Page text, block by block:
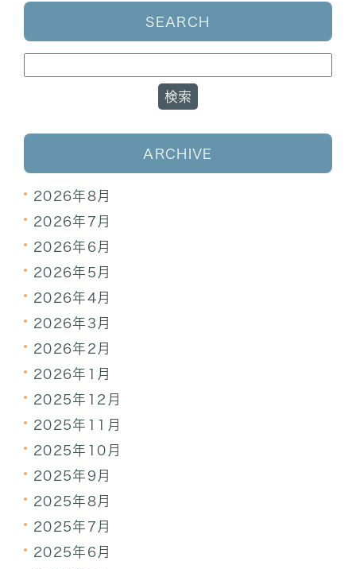
SEARCH
ARCHIVE
2026年8月
2026年7月
2026年6月
2026年5月
2026年4月
2026年3月
2026年2月
2026年1月
2025年12月
2025年11月
2025年10月
2025年9月
2025年8月
2025年7月
2025年6月